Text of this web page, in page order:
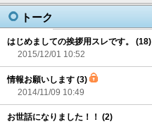
トーク
はじめましての挨拶用スレです。 (18)
2015/12/01 10:52
情報お願いします (3)
2014/11/09 10:49
お世話になりました！！ (2)